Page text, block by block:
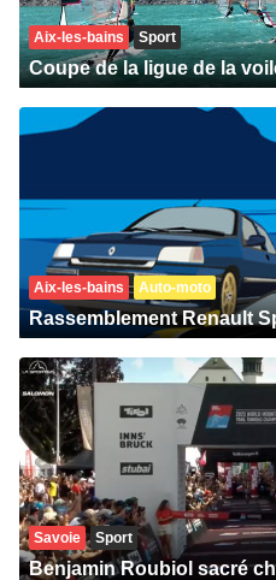
Aix-les-bains Sport
Coupe de la ligue de la
Aix-les-bains Auto-moto
Rassemblement Renault
Savoie Sport
Benjamin Roubiol sacré